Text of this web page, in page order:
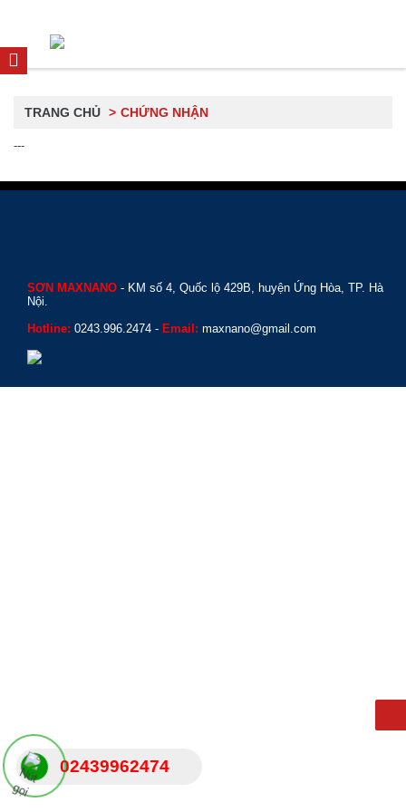
TRANG CHỦ CHỨNG NHẬN
---
02439962474
SƠN MAXNANO - KM số 4, Quốc lộ 429B, huyện Ứng Hòa, TP. Hà
Nội.
Hotline: 0243.996.2474 - Email: maxnano@gmail.com